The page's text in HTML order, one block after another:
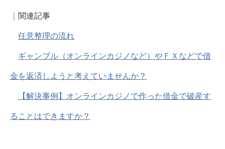
関連記事
任意整理の流れ
ギャンブル（オンラインカジノなど）やＦＸなどで借
金を返済しようと考えていませんか？
【解決事例】オンラインカジノで作った借金で破産す
ることはできますか？